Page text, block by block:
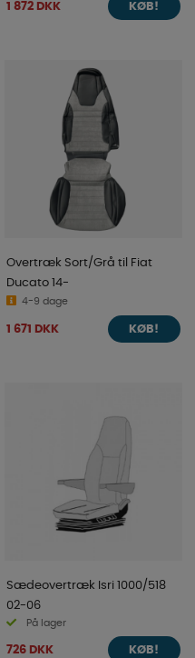
1 872 DKK KØB!
Overtræk Sort/Grå til Fiat
Ducato 14-
4-9 dage
1 671 DKK KØB!
Sædeovertræk Isri 1000/518
02-06
På lager
726 DKK KØB!